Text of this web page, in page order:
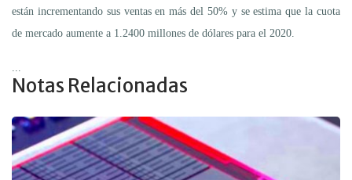
están incrementando sus ventas en más del 50% y se estima que la cuota
de mercado aumente a 1.2400 millones de dólares para el 2020.
Notas Relacionadas